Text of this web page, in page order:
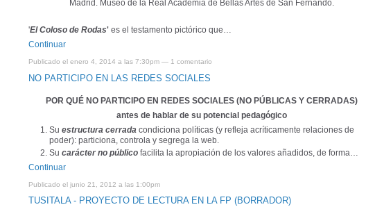
Madrid. Museo de la Real Academia de Bellas Artes de San Fernando.
'El Coloso de Rodas' es el testamento pictórico que…
Continuar
Publicado el enero 4, 2014 a las 7:30pm — 1 comentario
NO PARTICIPO EN LAS REDES SOCIALES
POR QUÉ NO PARTICIPO EN REDES SOCIALES (NO PÚBLICAS Y CERRADAS)
antes de hablar de su potencial pedagógico
Su estructura cerrada condiciona políticas (y refleja acríticamente relaciones de
poder): particiona, controla y segrega la web.
Su carácter no público facilita la apropiación de los valores añadidos, de forma…
Continuar
Publicado el junio 21, 2012 a las 1:00pm
TUSITALA - PROYECTO DE LECTURA EN LA FP (BORRADOR)